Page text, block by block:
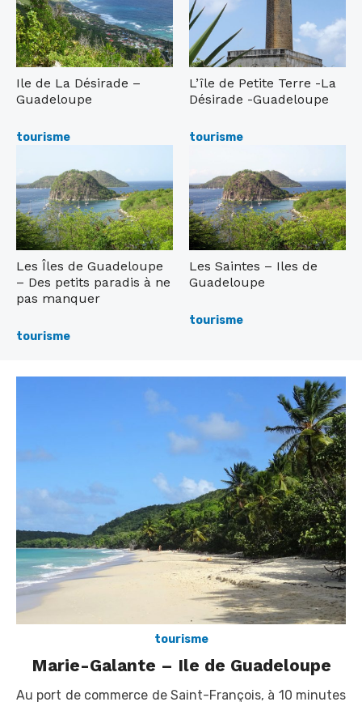
Ile de La Désirade –
Guadeloupe
on
tourisme
L’île de Petite Terre -La
Désirade -Guadeloupe
on
tourisme
Les Îles de Guadeloupe
– Des petits paradis à ne
pas manquer
on
tourisme
Les Saintes – Iles de
Guadeloupe
on
tourisme
tourisme
Marie-Galante – Ile de Guadeloupe
Au port de commerce de Saint-François, à 10 minutes